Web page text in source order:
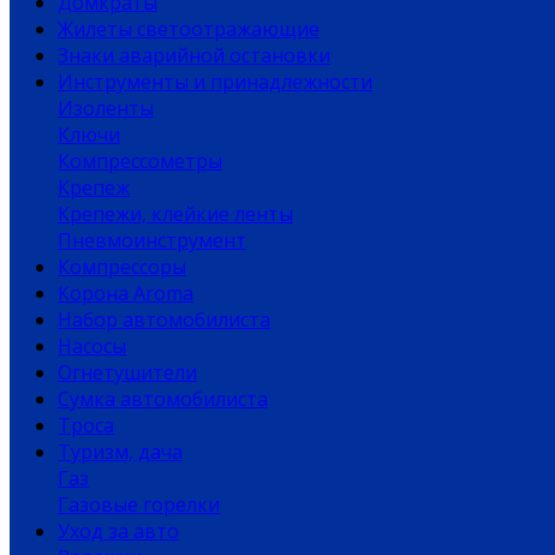
Жилеты светоотражающие
Знаки аварийной остановки
Инструменты и принадлежности
Изоленты
Ключи
Компрессометры
Крепеж
Крепежи, клейкие ленты
Пневмоинструмент
Компрессоры
Корона Aroma
Набор автомобилиста
Насосы
Огнетушители
Сумка автомобилиста
Троса
Туризм, дача
Газ
Газовые горелки
Уход за авто